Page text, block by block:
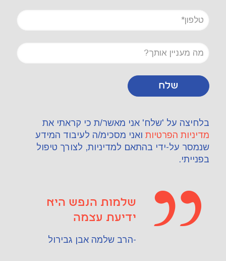
בלחיצה על 'שלח' אני מאשר/ת כי קראתי את
מדיניות הפרטיות ואני מסכימ/ה לעיבוד המידע
שנמסר על-ידי בהתאם למדיניות, לצורך טיפול
בפנייתי.
שלמות הנפש היא
ידיעת עצמה
-הרב שלמה אבן גבירול